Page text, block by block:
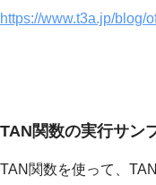
https://www.t3a.jp/blog/
TAN関数の実行サン
TAN関数を使って、